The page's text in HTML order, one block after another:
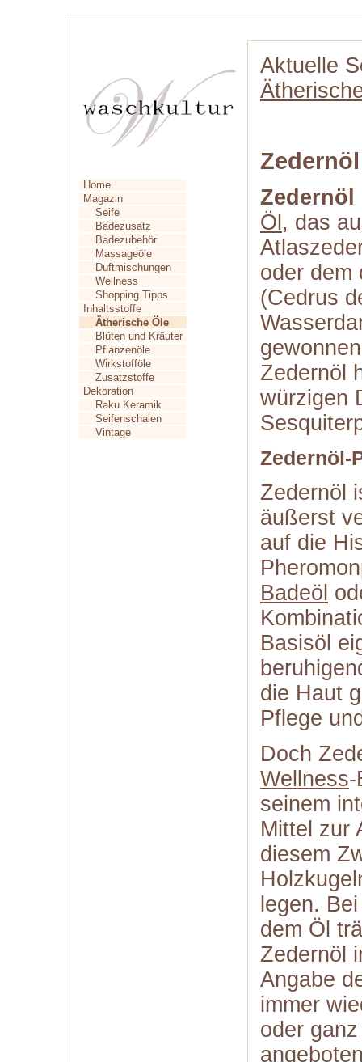
Home
Magazin
Seife
Badezusatz
Badezubehör
Massageöle
Duftmischungen
Wellness
Shopping Tipps
Inhaltsstoffe
Ätherische Öle
Blüten und Kräuter
Pflanzenöle
Wirkstofföle
Zusatzstoffe
Dekoration
Raku Keramik
Seifenschalen
Vintage
Aktuelle
Zedernöl
Zedernöl
Öl , das
oder dem
(Cedrus
Zedernöl
würzigen
Zedernöl-
Zedernöl
äußerst
auf die
Badeöl
Basisöl
die Haut
Pflege
Doch
Wellness-
seinem
Mittel zur
diesem
legen.
dem Öl
Zedernöl
Angabe
immer
oder